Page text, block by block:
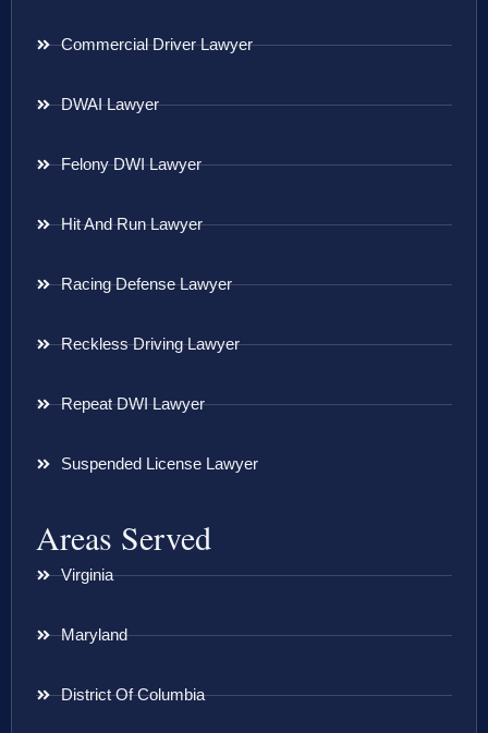
Commercial Driver Lawyer
DWAI Lawyer
Felony DWI Lawyer
Hit And Run Lawyer
Racing Defense Lawyer
Reckless Driving Lawyer
Repeat DWI Lawyer
Suspended License Lawyer
Areas Served
Virginia
Maryland
District Of Columbia